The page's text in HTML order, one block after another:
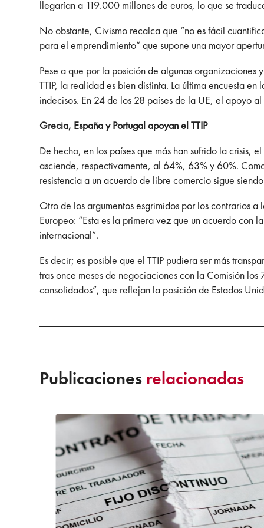
llegarían a 119.000 millones de euros, lo que se
No obstante, Civismo recalca que “no es fácil
para el emprendimiento” que supone una mayor
Pese a que por la posición de algunas
TTIP, la realidad es bien distinta. La última encuesta
indecisos. En 24 de los 28 países de la UE, el apoyo al
Grecia, España y Portugal apoyan el TTIP
De hecho, en los países que más han sufrido la crisis,
asciende, respectivamente, al 64%, 63% y 60%.
resistencia a un acuerdo de libre comercio sigue
Otro de los argumentos esgrimidos por los contrarios
Europeo: “Esta es la primera vez que un acuerdo con
internacional”.
Es decir; es posible que el TTIP pudiera ser más
tras once meses de negociaciones con la Comisión
consolidados”, que reflejan la posición de Estados
Publicaciones relacionadas